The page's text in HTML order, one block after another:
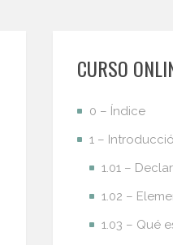
CURSO
0 – Índice
1 –
1.01 –
1.02 –
1.03 – Qué